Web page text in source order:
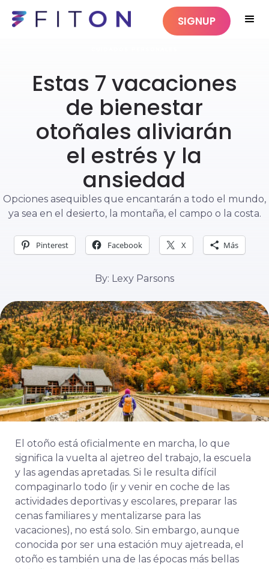
SIGNUP
Estas 7 vacaciones
de bienestar
otoñales aliviarán
el estrés y la
ansiedad
Opciones asequibles que encantarán a todo el mundo,
ya sea en el desierto, la montaña, el campo o la costa.
Pinterest Facebook X Más
By: Lexy Parsons
El otoño está oficialmente en marcha, lo que
significa la vuelta al ajetreo del trabajo, la escuela
y las agendas apretadas. Si le resulta difícil
compaginarlo todo (ir y venir en coche de las
actividades deportivas y escolares, preparar las
cenas familiares y mentalizarse para las
vacaciones), no está solo. Sin embargo, aunque
conocida por ser una estación muy ajetreada, el
otoño es también una de las épocas más bellas